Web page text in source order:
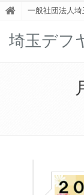
一般社団法人
埼玉デフ